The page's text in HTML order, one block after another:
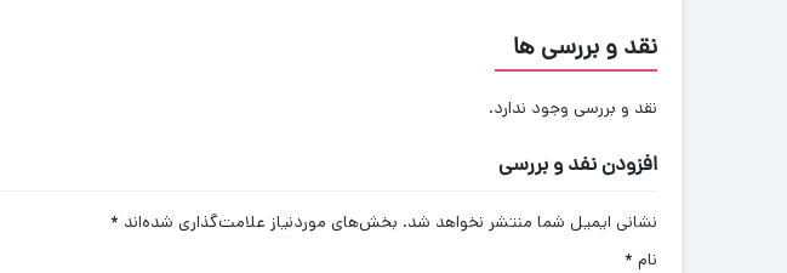
نقد و بررسی ها
نقد و بررسی وجود ندارد.
افزودن نفد و بررسی
نشانی ایمیل شما منتشر نخواهد شد. بخش‌های موردنیاز علامت‌گذاری شده‌اند *
نام *